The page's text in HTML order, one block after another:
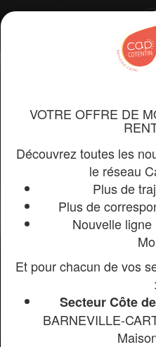
Bienvenue
réservation
la demande
Cotentin
Si vous êtes nouveau
droits particuliers
contactez le service
Zone
Départ
VOTRE OFFRE DE
Découvrez toutes les
le réseau
Plus de
Plus de
Nouvelle
Et pour chacun de vos
:
Secteur Côte
BARNEVILLE-